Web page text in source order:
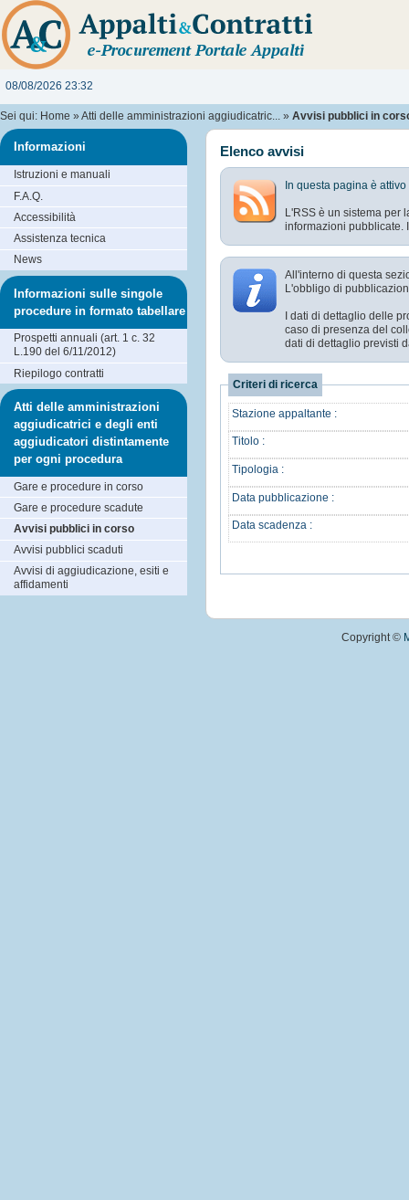
08/08/2026 23:32
Sei qui: Home » Atti delle amministrazioni aggiudicatric... » Avvisi pubblici in
Elenco avvisi
In questa pagina è
L'RSS è un sistema per
informazioni pubblicate.
All'interno di questa
L'obbligo di
I dati di dettaglio delle
caso di presenza del
dati di dettaglio previsti
Criteri di ricerca
Stazione appaltante :
Titolo :
Tipologia :
Data pubblicazione :
Data scadenza :
Informazioni
Istruzioni e manuali
F.A.Q.
Accessibilità
Assistenza tecnica
News
Informazioni sulle singole
procedure in formato tabellare
Prospetti annuali (art. 1 c. 32
L.190 del 6/11/2012)
Riepilogo contratti
Atti delle amministrazioni
aggiudicatrici e degli enti
aggiudicatori distintamente
per ogni procedura
Gare e procedure in corso
Gare e procedure scadute
Avvisi pubblici in corso
Avvisi pubblici scaduti
Avvisi di aggiudicazione, esiti e
affidamenti
Copyright ©